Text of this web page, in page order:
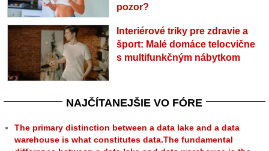
pozor?
Interiérové triky pre zdravie a
šport: Malé domáce telocvične
s multifunkčným nábytkom
NAJČÍTANEJŠIE VO FÓRE
The primary distinction between a data lake and a data
warehouse is what constitutes data.The fundamental